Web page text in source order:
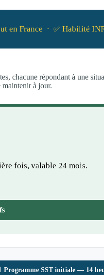
en France · ✅ Habilité
chacune répondant à une
maintenir à jour.
fois, valable 24 mois.
Programme SST initiale — 14